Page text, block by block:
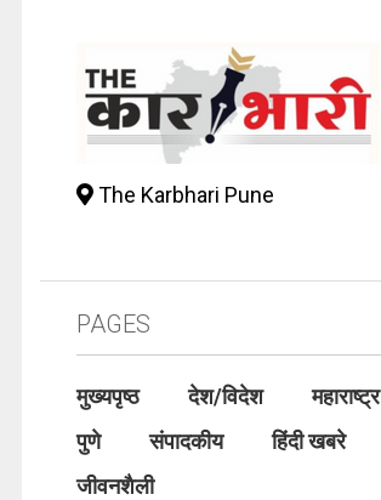
The Karbhari Pune
PAGES
मुख्यपृष्ठ देश/विदेश
महाराष्ट्र
पुणे
संपादकीय
हिंदी खबरे
जीवनशैली